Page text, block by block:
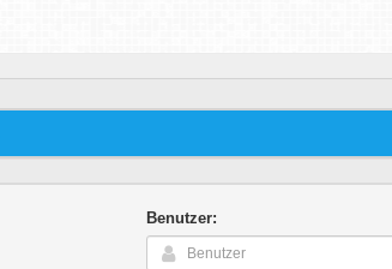
Benutzer: